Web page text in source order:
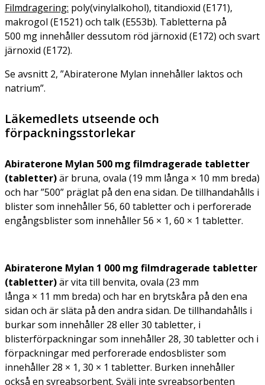
Filmdragering: poly(vinylalkohol), titandioxid (E171),
makrogol (E1521) och talk (E553b). Tabletterna på
500 mg innehåller dessutom röd järnoxid (E172) och svart
järnoxid (E172).
Se avsnitt 2, ”Abiraterone Mylan innehåller laktos och
natrium”.
Läkemedlets utseende och
förpackningsstorlekar
Abiraterone Mylan 500 mg filmdragerade tabletter
(tabletter)är bruna, ovala (19 mm långa × 10 mm breda)
och har ”500” präglat på den ena sidan. De tillhandahålls i
blister som innehåller 56, 60 tabletter och i perforerade
engångsblister som innehåller 56 × 1, 60 × 1 tabletter.
Abiraterone Mylan 1 000 mg filmdragerade tabletter
(tabletter)är vita till benvita, ovala (23 mm
långa × 11 mm breda) och har en brytskåra på den ena
sidan och är släta på den andra sidan. De tillhandahålls i
burkar som innehåller 28 eller 30 tabletter, i
blisterförpackningar som innehåller 28, 30 tabletter och i
förpackningar med perforerade endosblister som
innehåller 28 × 1, 30 × 1 tabletter. Burken innehåller
också en syreabsorbent. Svälj inte syreabsorbenten